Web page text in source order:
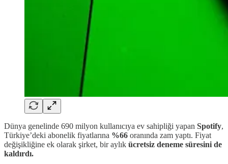
Dünya genelinde 690 milyon kullanıcıya ev sahipliği yapan Spotify,
Türkiye’deki abonelik fiyatlarına %66 oranında zam yaptı. Fiyat
değişikliğine ek olarak şirket, bir aylık ücretsiz deneme süresini de
kaldırdı.